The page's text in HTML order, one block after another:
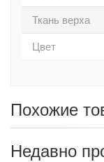
Ткань верха
Цвет
Похожие
Недавно